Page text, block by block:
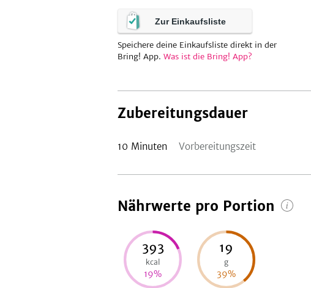
Zur Einkaufsliste
Speichere deine Einkaufsliste direkt in der
Bring! App. Was ist die Bring! App?
Zubereitungsdauer
10 Minuten Vorbereitungszeit
Nährwerte pro Portion
393
kcal
19%
19
g
39%